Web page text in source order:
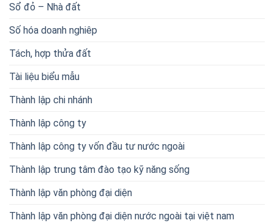
Sổ đỏ – Nhà đất
Số hóa doanh nghiêp
Tách, hợp thửa đất
Tài liệu biểu mẫu
Thành lập chi nhánh
Thành lập công ty
Thành lập công ty vốn đầu tư nước ngoài
Thành lập trung tâm đào tạo kỹ năng sống
Thành lập văn phòng đại diện
Thành lập văn phòng đại diện nước ngoài tại việt nam